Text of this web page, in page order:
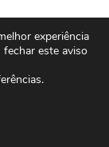
experiência
este aviso